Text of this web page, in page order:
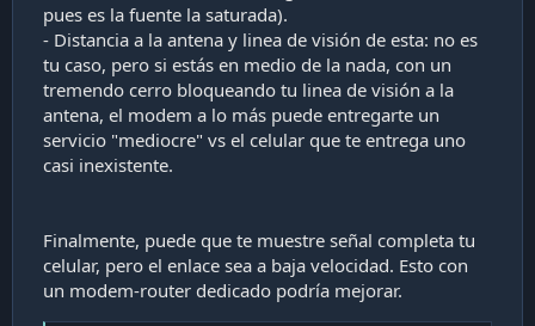
pues es la fuente la saturada).
- Distancia a la antena y linea de visión de esta: no es
tu caso, pero si estás en medio de la nada, con un
tremendo cerro bloqueando tu linea de visión a la
antena, el modem a lo más puede entregarte un
servicio "mediocre" vs el celular que te entrega uno
casi inexistente.
Finalmente, puede que te muestre señal completa tu
celular, pero el enlace sea a baja velocidad. Esto con
un modem-router dedicado podría mejorar.